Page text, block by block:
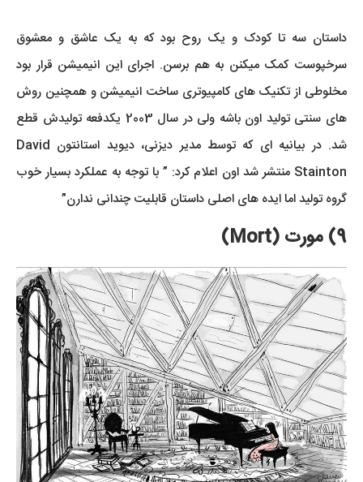
داستان سه تا کودک و یک روح بود که به یک عاشق و معشوق
سرخپوست کمک میکنن به هم برسن. اجرای این انیمیشن قرار بود
مخلوطی از تکنیک های کامپیوتری ساخت انیمیشن و همچنین روش
های سنتی تولید اون باشه ولی در سال 2003 یکدفعه تولیدش قطع
شد. در بیانیه ای که توسط مدیر دیزنی، دیوید استانتون David
Stainton منتشر شد اون اعلام کرد: ” با توجه به عملکرد بسیار خوب
گروه تولید اما ایده های اصلی داستان قابلیت چندانی ندارن”
9) مورت (Mort)